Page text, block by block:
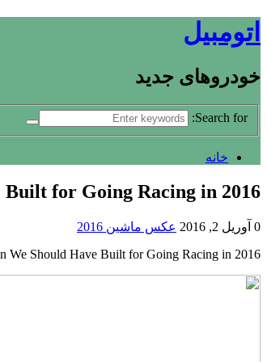
اتومبیل
خودروهای جدید
Search for:
خانه
Built for Going Racing in 2016
0 آوریل 2, 2016
عکس ماشین 2016
We Should Have Built for Going Racing in 2016